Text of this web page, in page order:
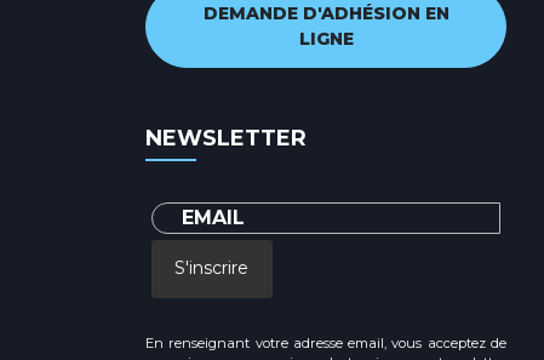
DEMANDE D'ADHÉSION EN
LIGNE
NEWSLETTER
S'inscrire
En renseignant votre adresse email, vous acceptez de